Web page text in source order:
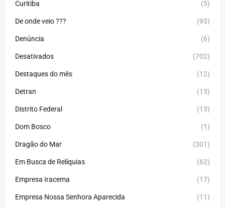
Curitiba (5)
De onde veio ??? (93)
Denúncia (6)
Desativados (702)
Destaques do mês (12)
Detran (13)
Distrito Federal (13)
Dom Bosco (1)
Dragão do Mar (301)
Em Busca de Relíquias (62)
Empresa Iracema (17)
Empresa Nossa Senhora Aparecida (11)